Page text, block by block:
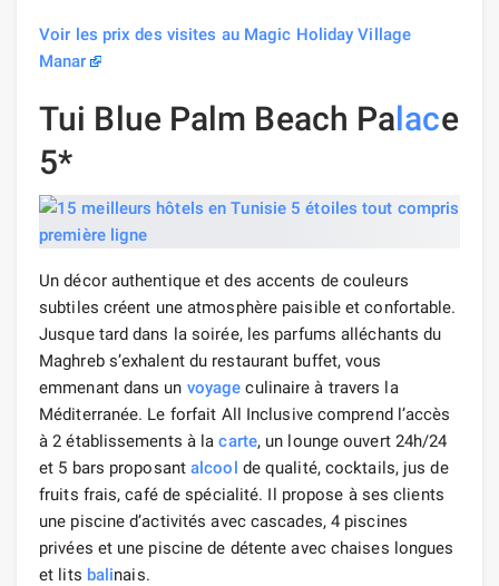
Voir les prix des visites au Magic Holiday Village
Manar
Tui Blue Palm Beach Palace
5*
Un décor authentique et des accents de couleurs
subtiles créent une atmosphère paisible et confortable.
Jusque tard dans la soirée, les parfums alléchants du
Maghreb s’exhalent du restaurant buffet, vous
emmenant dans un voyage culinaire à travers la
Méditerranée. Le forfait All Inclusive comprend l’accès
à 2 établissements à lacarte, un lounge ouvert 24h/24
et 5 bars proposant alcool de qualité, cocktails, jus de
fruits frais, café de spécialité. Il propose à ses clients
une piscine d’activités avec cascades, 4 piscines
privées et une piscine de détente avec chaises longues
et lits balinais.